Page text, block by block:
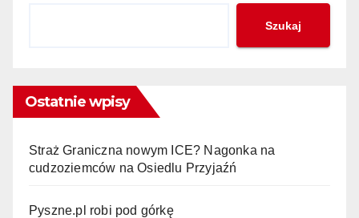
Szukaj
Ostatnie wpisy
Straż Graniczna nowym ICE? Nagonka na
cudzoziemców na Osiedlu Przyjaźń
Pyszne.pl robi pod górkę